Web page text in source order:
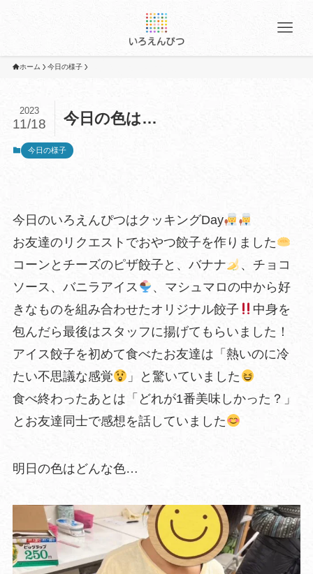
ホーム 今日の様子
今日の色は…
2023
11/18
今日の様子
今日のいろえんぴつはクッキングDay
お友達のリクエストでおやつ餃子を作りました
コーンとチーズのピザ餃子と、バナナ
、チョコ
ソース、バニラアイス
、マシュマロの中から好
きなものを組み合わせたオリジナル餃子
中身を
包んだら最後はスタッフに揚げてもらいました！
アイス餃子を初めて食べたお友達は「熱いのに冷
たい不思議な感覚
」と驚いていました
食べ終わったあとは「どれが1番美味しかった？」
とお友達同士で感想を話していました
明日の色はどんな色…